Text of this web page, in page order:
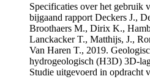
Specificaties over het gebruik
bijgaand rapport Deckers J.,
Broothaers M., Dirix K.,
Lanckacker T., Matthijs, J.,
Van Haren T., 2019.
hydrogeologisch (H3D) 3D-
Studie uitgevoerd in opdracht